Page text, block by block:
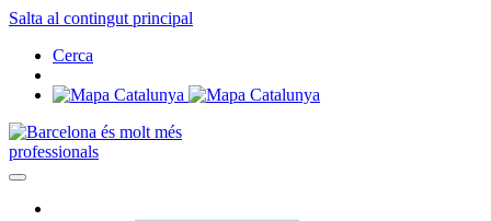
Salta al contingut principal
Cerca
professionals